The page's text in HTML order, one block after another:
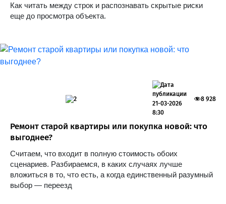
Как читать между строк и распознавать скрытые риски
еще до просмотра объекта.
Ремонт старой квартиры или покупка новой: что
выгоднее?
Считаем, что входит в полную стоимость обоих
сценариев. Разбираемся, в каких случаях лучше
вложиться в то, что есть, а когда единственный разумный
выбор — переезд
2 8 928
21-03-2026
8:30